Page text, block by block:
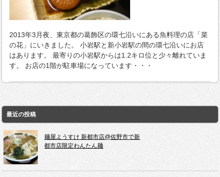
2013年3月夜、東京都の葛飾区の環七沿いにある魚料理の店「菜
の花」にいきました。 小岩駅と新小岩駅の間の環七沿いにお店
はあります。 最寄りの小岩駅からは1.2キロ位と少々離れていま
す。 お店の1階が駐車場になっています・・・
最近の投稿
麺屋ようすけ 新都市店@佐野市で新
都市店限定わんたん麺